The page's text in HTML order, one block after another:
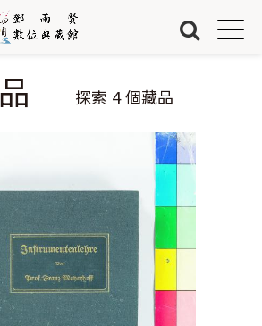
們
to Navigation
to Main content
探索 4個藏品